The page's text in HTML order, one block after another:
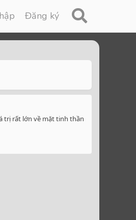
Đăng ký
trị rất lớn về mặt tinh thần